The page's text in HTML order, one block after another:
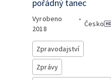
pořádný tanec
Vyrobeno
2018
•
Česko
Zpravodajství
Zprávy